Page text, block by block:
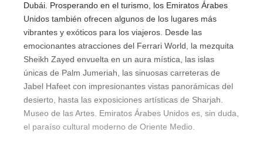
Dubái. Prosperando en el turismo, los Emiratos Árabes
Unidos también ofrecen algunos de los lugares más
vibrantes y exóticos para los viajeros. Desde las
emocionantes atracciones del Ferrari World, la mezquita
Sheikh Zayed envuelta en un aura mística, las islas
únicas de Palm Jumeriah, las sinuosas carreteras de
Jabel Hafeet con impresionantes vistas panorámicas del
desierto, hasta las exposiciones artísticas de Sharjah.
Museo de las Artes. Emiratos Árabes Unidos es, sin duda,
el paraíso cultural moderno de Oriente Medio.